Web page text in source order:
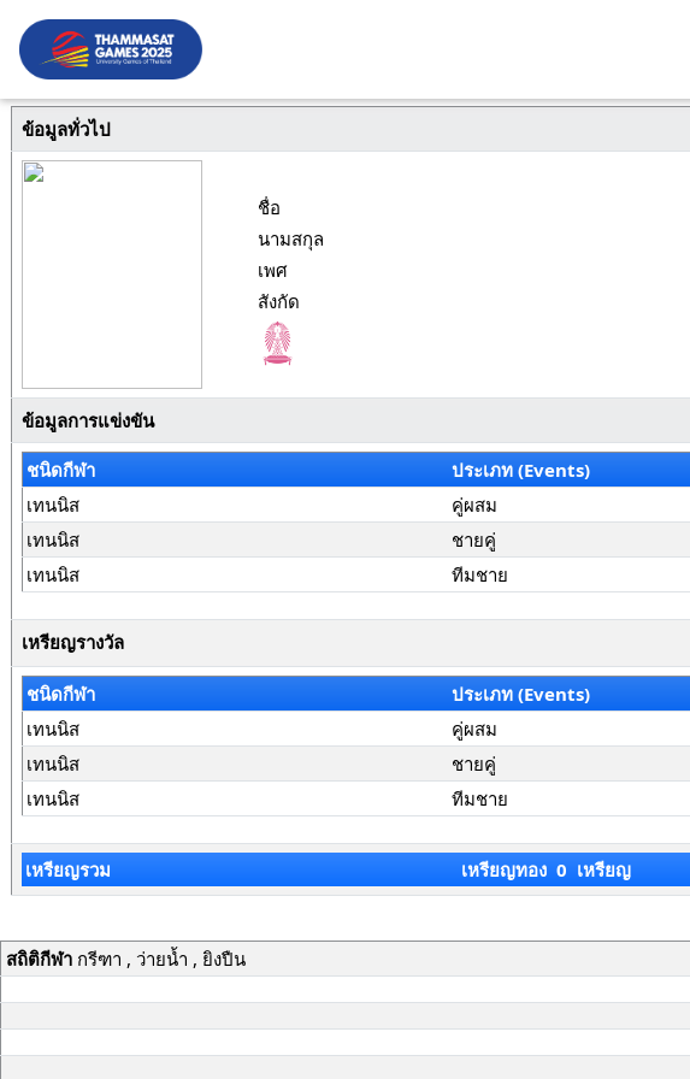
ข้อมูลทั่วไป
ชื่อ
นามสกุล
เพศ
สังกัด
ข้อมูลการแข่งขัน
ชนิดกีฬา
ประเภท (Events)
เทนนิส
คู่ผสม
เทนนิส
ชายคู่
เทนนิส
ทีมชาย
เหรียญรางวัล
ชนิดกีฬา ประเภท (Events)
เทนนิส
คู่ผสม
เทนนิส
ชายคู่
เทนนิส
ทีมชาย
เหรียญรวม เหรียญทอง 0 เหรียญ
สถิติกีฬากรีฑา , ว่ายน้ำ , ยิงปืน